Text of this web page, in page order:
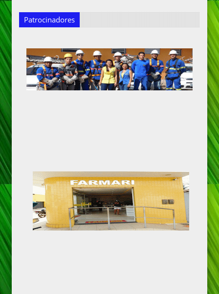
Patrocinadores